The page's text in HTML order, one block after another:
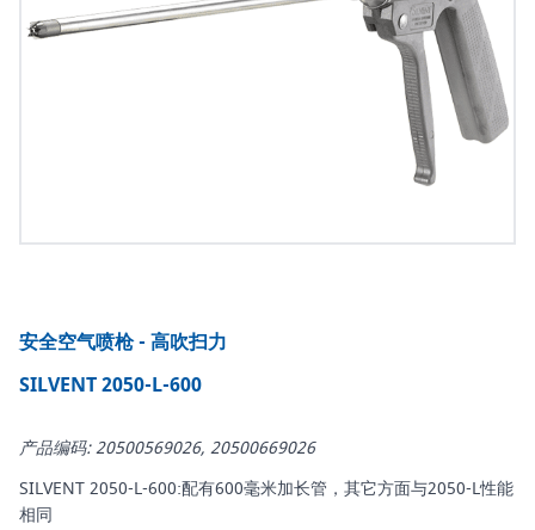
安全空气喷枪 - 高吹扫力
SILVENT 2050-L-600
产品编码: 20500569026, 20500669026
SILVENT 2050-L-600:配有600毫米加长管，其它方面与2050-L性能
相同